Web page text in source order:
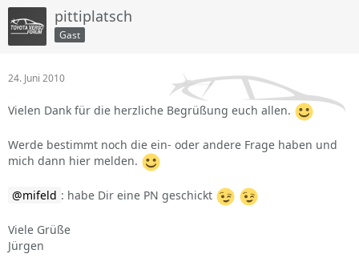
pittiplatsch
Gast
24. Juni 2010
Vielen Dank für die herzliche Begrüßung euch allen.
Werde bestimmt noch die ein- oder andere Frage haben und
mich dann hier melden.
mifeld : habe Dir eine PN geschickt
Viele Grüße
Jürgen